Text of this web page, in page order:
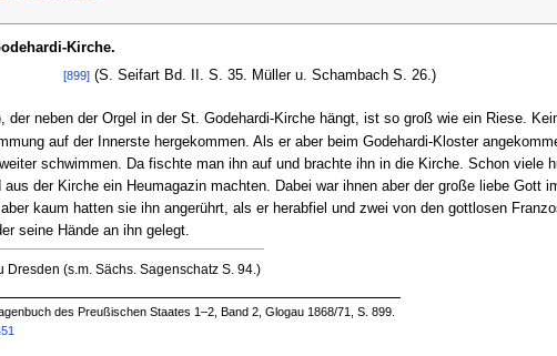
Kirche.
[899] (S. Seifart Bd. II. S. 35. Müller u. Schambach S. 26.)
neben der Orgel in der St. Godehardi-Kirche hängt, ist so groß wie ein Riese.
auf der Innerste hergekommen. Als er aber beim Godehardi-Kloster
schwimmen. Da fischte man ihn auf und brachte ihn in die Kirche. Schon viele
der Kirche ein Heumagazin machten. Dabei war ihnen aber der große liebe Gott
kaum hatten sie ihn angerührt, als er herabfiel und zwei von den gottlosen
seine Hände an ihn gelegt.
(s.m. Sächs. Sagenschatz S. 94.)
des Preußischen Staates 1–2, Band 2, Glogau 1868/71, S. 899.